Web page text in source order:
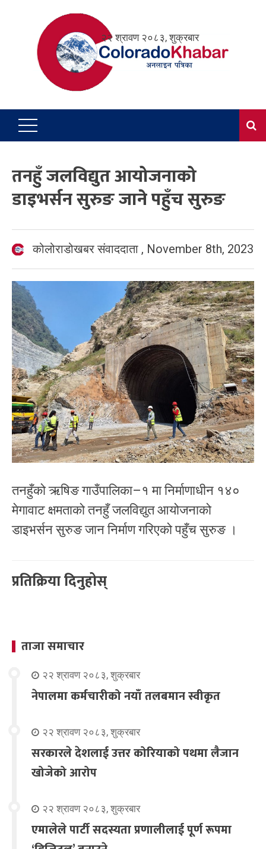
२२ श्रावण २०८३, शुक्रबार
तनहुँ जलविद्युत आयोजनाको
डाइभर्सन सुरुङ जाने पहुँच सुरुङ
कोलोराडोखबर संवाददाता , November 8th, 2023
तनहुँको ऋषिङ गाउँपालिका–१ मा निर्माणाधीन १४०
मेगावाट क्षमताको तनहुँ जलविद्युत आयोजनाको
डाइभर्सन सुरुङ जान निर्माण गरिएको पहुँच सुरुङ ।
प्रतिक्रिया दिनुहोस्
ताजा समाचार
२२ श्रावण २०८३, शुक्रबार
नेपालमा कर्मचारीको नयाँ तलबमान स्वीकृत
२२ श्रावण २०८३, शुक्रबार
सरकारले देशलाई उत्तर कोरियाको पथमा लैजान
खोजेको आरोप
२२ श्रावण २०८३, शुक्रबार
एमालेले पार्टी सदस्यता प्रणालीलाई पूर्ण रूपमा